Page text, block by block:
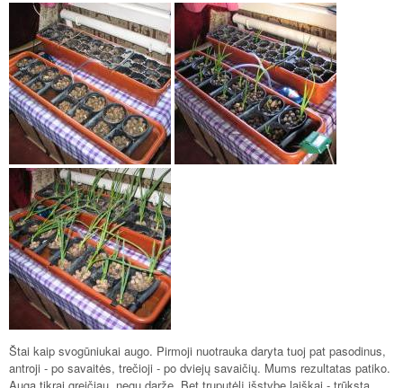
Štai kaip svogūniukai augo. Pirmoji nuotrauka daryta tuoj pat pasodinus,
antroji - po savaitės, trečioji - po dviejų savaičių. Mums rezultatas patiko.